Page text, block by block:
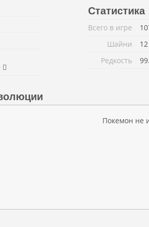
Статистика
Всего в игре
Шайни
12
Редкость
Покемон не